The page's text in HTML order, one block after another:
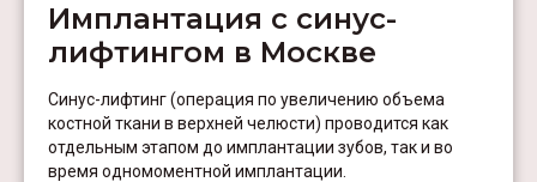
Имплантация с синус-
лифтингом в Москве
Синус-лифтинг (операция по увеличению объема
костной ткани в верхней челюсти) проводится как
отдельным этапом до имплантации зубов, так и во
время одномоментной имплантации.